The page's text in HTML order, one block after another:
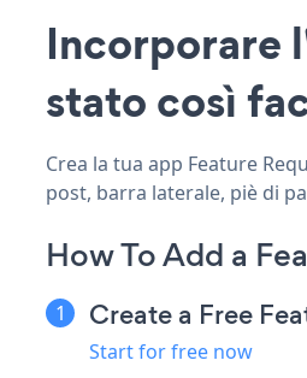
Incorporare
stato così
Crea la tua app Feature
post, barra laterale, piè di
How To Add a
Create a Free
Start for free now